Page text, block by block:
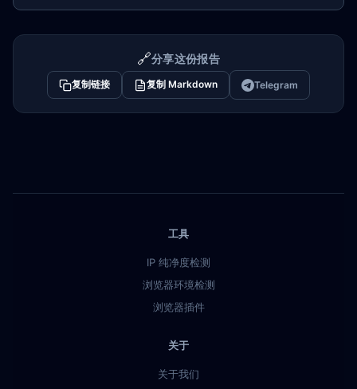
🔗分享这份报告
复制链接 复制 Markdown Telegram
工具
IP 纯净度检测
浏览器环境检测
浏览器插件
关于
关于我们